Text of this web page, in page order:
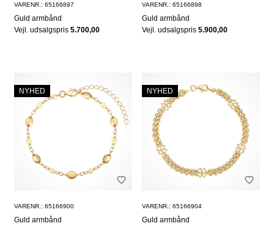
VARENR.: 65166897
Guld armbånd
Vejl. udsalgspris 5.700,00
VARENR.: 65166898
Guld armbånd
Vejl. udsalgspris5.900,00
NYHED
VARENR.: 65166900
Guld armbånd
NYHED
VARENR.: 65166904
Guld armbånd